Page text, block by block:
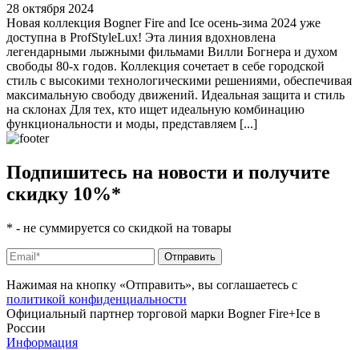
28 октября 2024
Новая коллекция Bogner Fire and Ice осень-зима 2024 уже
доступна в ProfStyleLux! Эта линия вдохновлена
легендарными лыжными фильмами Вилли Богнера и духом
свободы 80-х годов. Коллекция сочетает в себе городской
стиль с высокими технологическими решениями, обеспечивая
максимальную свободу движений. Идеальная защита и стиль
на склонах Для тех, кто ищет идеальную комбинацию
функциональности и моды, представляем [...]
Подпишитесь на новости и получите
скидку 10%*
* - не суммируется со скидкой на товары
Нажимая на кнопку «Отправить», вы соглашаетесь с
политикой конфиденциальности
Официальный партнер торговой марки Bogner Fire+Ice в
России
Информация